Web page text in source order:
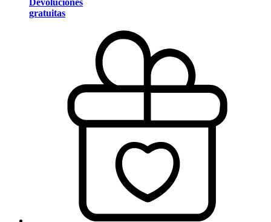
Devoluciones
gratuitas